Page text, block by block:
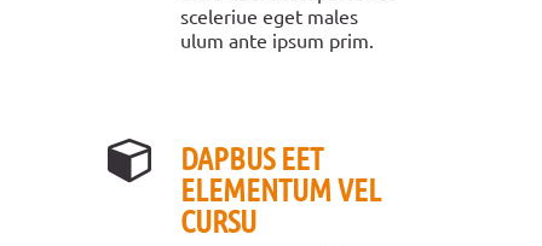
sceleriue eget males
ulum ante ipsum prim.
DAPBUS EET
ELEMENTUM VEL
CURSU